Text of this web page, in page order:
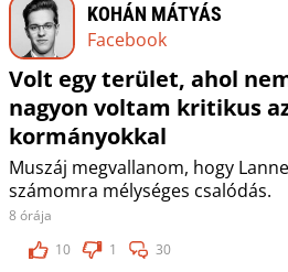
KOHÁN MÁTYÁS
Facebook
Volt egy terület, ahol
nagyon voltam kritikus
kormányokkal
Muszáj megvallanom, hogy
számomra mélységes csalódás.
8 órája
10
1 30